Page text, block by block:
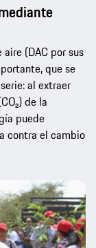
(DAC por sus
que se
al extraer
de la
puede
contra el cambio